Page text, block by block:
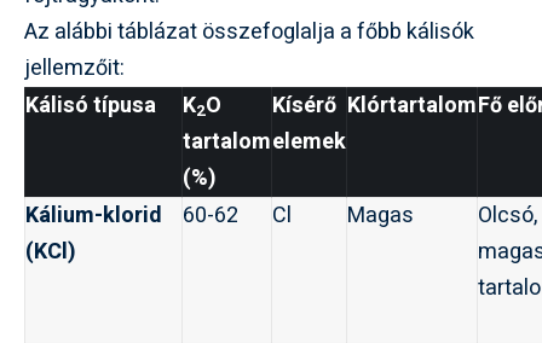
Az alábbi táblázat összefoglalja a főbb kálisók
jellemzőit:
Kálisó típusa
K2O
tartalom
(%)
Kísérő
elemek
KlórtartalomFő
Kálium-klorid
(KCl)
60-62 Cl Magas
Olcsó,